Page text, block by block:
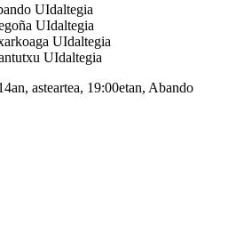
UIdaltegia
UIdaltegia
UIdaltegia
UIdaltegia
asteartea, 19:00etan, Abando